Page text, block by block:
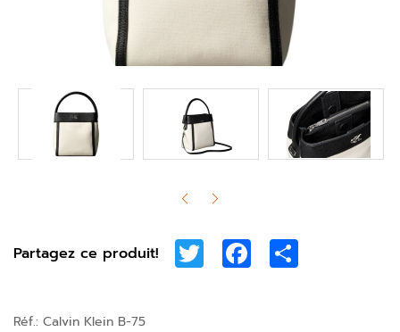
Partagez ce produit! Twitter Facebook
Réf.: Calvin Klein B-75